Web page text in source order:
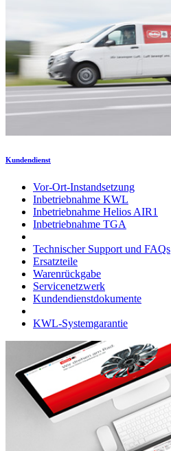
Kundendienst
Vor-Ort-Instandsetzung
Inbetriebnahme KWL
Inbetriebnahme Helios AIR1
Inbetriebnahme TGA
Technischer Support und FAQs
Ersatzteile
Warenrückgabe
Servicenetzwerk
Kundendienstdokumente
KWL-Systemgarantie